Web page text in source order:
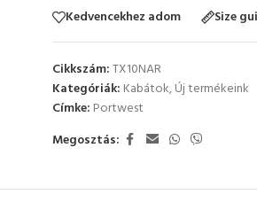
Kedvencekhez adom Size
Cikkszám:TX10NAR
Kategóriák: Kabátok,Új termékeink
Címke: Portwest
Megosztás: